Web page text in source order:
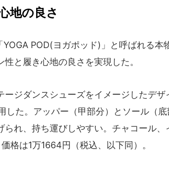
地の良さ
POD(ヨガポッド)」と呼ばれる本
と履き心地の良さを実現した。
ジダンスシューズをイメージしたデザ
た。アッパー（甲部分）とソール（底
れ、持ち運びしやすい。チャコール、
格は1万1664円（税込、以下同）。